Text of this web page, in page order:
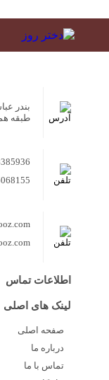
بندر
طبقه
اطلاعات تماس
لینک های اصلی
صفحه اصلی
درباره ما
تماس با ما